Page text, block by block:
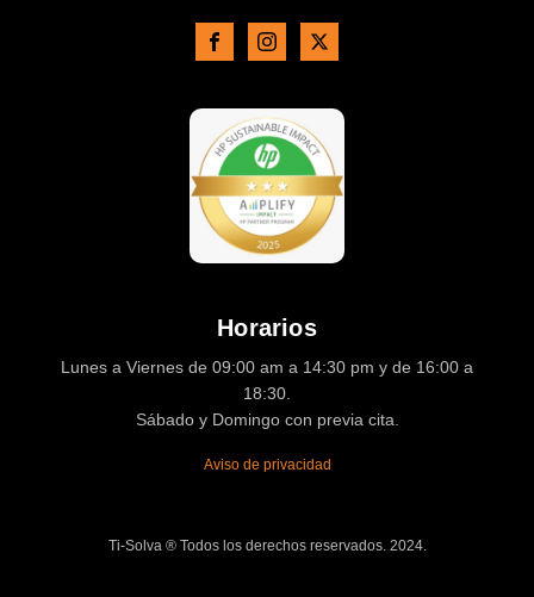
Horarios
Lunes a Viernes de 09:00 am a 14:30 pm y de 16:00 a
18:30.
Sábado y Domingo con previa cita.
Aviso de privacidad
Ti-Solva ® Todos los derechos reservados. 2024.